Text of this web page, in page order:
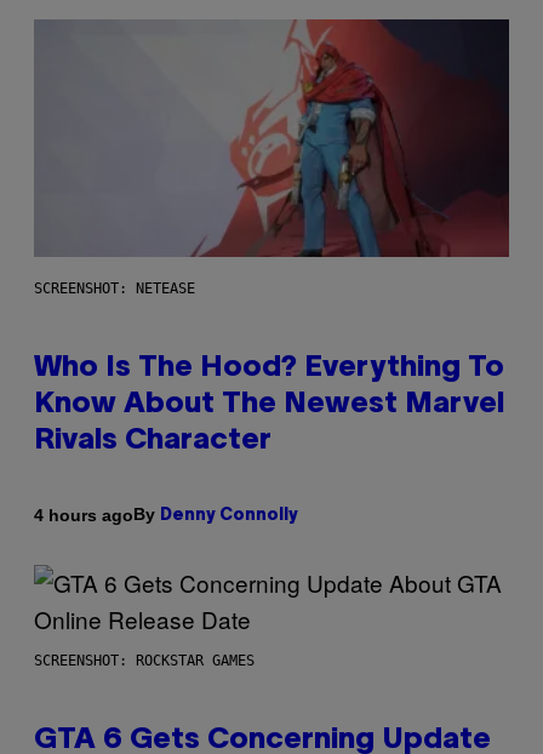
SCREENSHOT: NETEASE
Who Is The Hood? Everything To
Know About The Newest Marvel
Rivals Character
4 hours agoBy Denny Connolly
SCREENSHOT: ROCKSTAR GAMES
GTA 6 Gets Concerning Update